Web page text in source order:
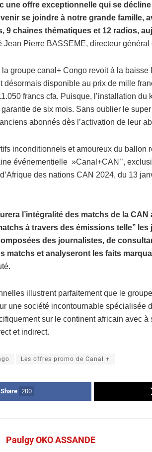
une offre exceptionnelle qui se
se joindre à notre grande famille,
9 chaines thématiques et 12 radios,
Jean Pierre BASSEME, directeur général
groupe canal+ Congo revoit à la
désormais disponible au prix de mille
francs cfa. Puisque, l’installation du
de six mois. Sans oublier le
abonnés dès l’activation de leur
inconditionnels et amoureux du ballon
événementielle »Canal+CAN’’,
des nations CAN 2024, du 13
l’intégralité des matchs de la
à travers des émissions telle’’ les
des journalistes, de
matchs et analyseront les faits
illustrent parfaitement que le
une société incontournable spécialisée
sur le continent africain avec à
et indirect.
Les offres promo de Canal +
Share 200
Paulgy OKO ASSANDE